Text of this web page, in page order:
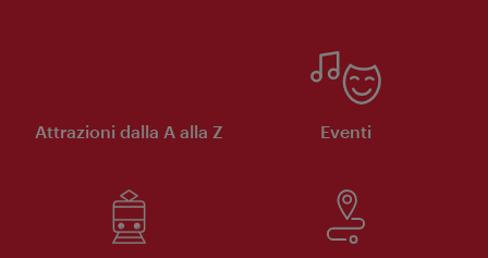
Attrazioni dalla A alla Z Eventi